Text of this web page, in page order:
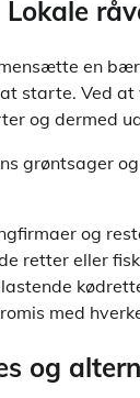
en
starte. Ved at
og dermed
grøntsager
og
retter eller
med
og